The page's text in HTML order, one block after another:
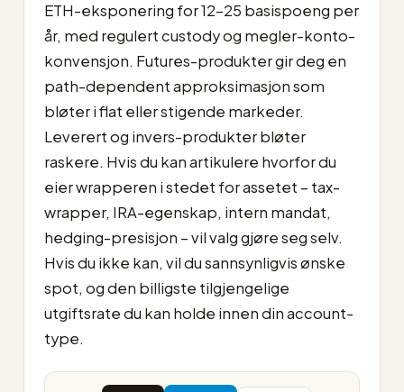
ETH-eksponering for 12–25 basispoeng per
år, med regulert custody og megler-konto-
konvensjon. Futures-produkter gir deg en
path-dependent approksimasjon som
bløter i flat eller stigende markeder.
Leverert og invers-produkter bløter
raskere. Hvis du kan artikulere hvorfor du
eier wrapperen i stedet for assetet – tax-
wrapper, IRA-egenskap, intern mandat,
hedging-presisjon – vil valg gjøre seg selv.
Hvis du ikke kan, vil du sannsynligvis ønske
spot, og den billigste tilgjengelige
utgiftsrate du kan holde innen din account-
type.